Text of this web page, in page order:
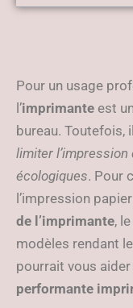
Pour un usage
l’imprimante est
bureau. Toutefois,
limiter
écologiques. Pour
l’impression
de l’imprimante,
modèles rendant
pourrait vous aider
performante